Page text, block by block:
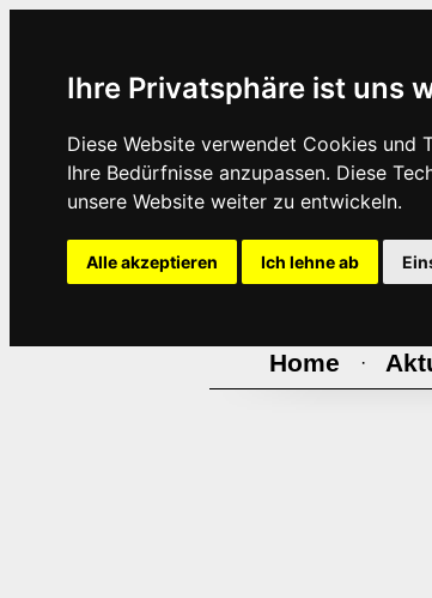
Ihre Privatsphäre ist uns
Diese Website verwendet Cookies und
Ihre Bedürfnisse anzupassen. Diese
unsere Website weiter zu entwickeln.
Alle akzeptieren Ich lehne ab
Home ·